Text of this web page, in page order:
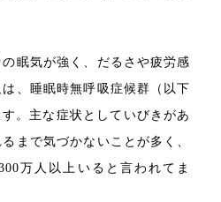
眠気が強く、だるさや疲労感
、睡眠時無呼吸症候群（以下
。主な症状としていびきがあ
まで気づかないことが多く、
万人以上いると言われてま